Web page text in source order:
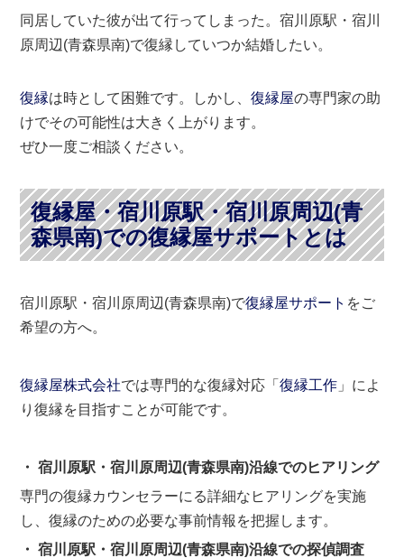
同居していた彼が出て行ってしまった。宿川原駅・宿川
原周辺(青森県南)で復縁していつか結婚したい。
復縁は時として困難です。しかし、復縁屋の専門家の助
けでその可能性は大きく上がります。
ぜひ一度ご相談ください。
復縁屋・宿川原駅・宿川原周辺(青
森県南)での復縁屋サポートとは
宿川原駅・宿川原周辺(青森県南)で復縁屋サポート をご
希望の方へ。
復縁屋株式会社では専門的な復縁対応「復縁工作 」によ
り復縁を目指すことが可能です。
・ 宿川原駅・宿川原周辺(青森県南)沿線でのヒアリング
専門の復縁カウンセラーにる詳細なヒアリングを実施
し、復縁のための必要な事前情報を把握します。
・ 宿川原駅・宿川原周辺(青森県南)沿線での探偵調査